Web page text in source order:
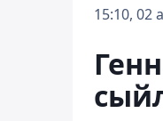
15:10, 02